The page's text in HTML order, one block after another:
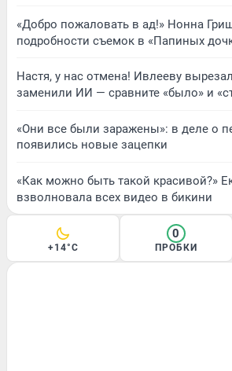
«Добро пожаловать в ад!» Нонна
подробности съемок в «Папиных
Настя, у нас отмена! Ивлееву
заменили ИИ — сравните «было» и
«Они все были заражены»: в деле о
появились новые зацепки
«Как можно быть такой красивой?»
взволновала всех видео в бикини
+14°C
0
ПРОБКИ